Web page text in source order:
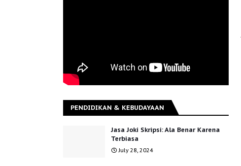
PENDIDIKAN & KEBUDAYAAN
Jasa Joki Skripsi: Ala Benar Karena
Terbiasa
July 28, 2024